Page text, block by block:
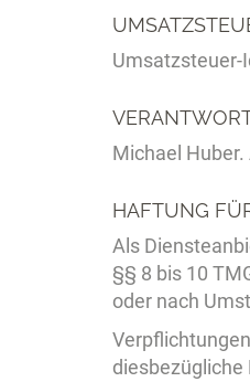
Umsatzsteuer-
Michael
HAFTUNG
Als
§§ 8 bis 10
oder nach